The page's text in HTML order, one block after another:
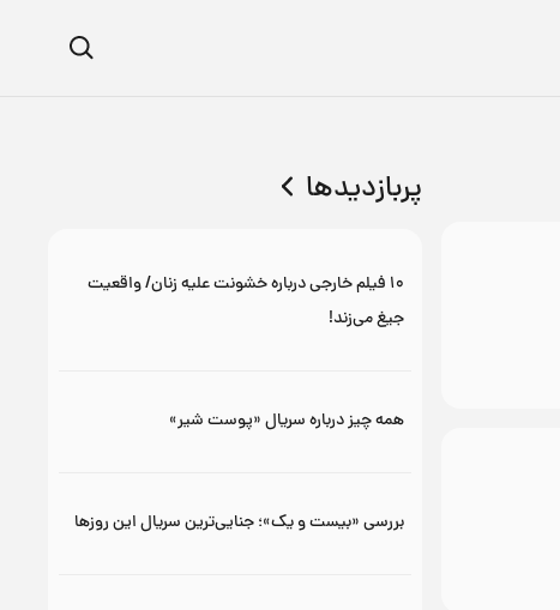
پربازدیدها
۱۰ فیلم خارجی درباره خشونت علیه زنان/ واقعیت
جیغ می‌زند!
همه چیز درباره سریال «پوست شیر»
بررسی «بیست و یک»؛ جنایی‌ترین سریال این روزها